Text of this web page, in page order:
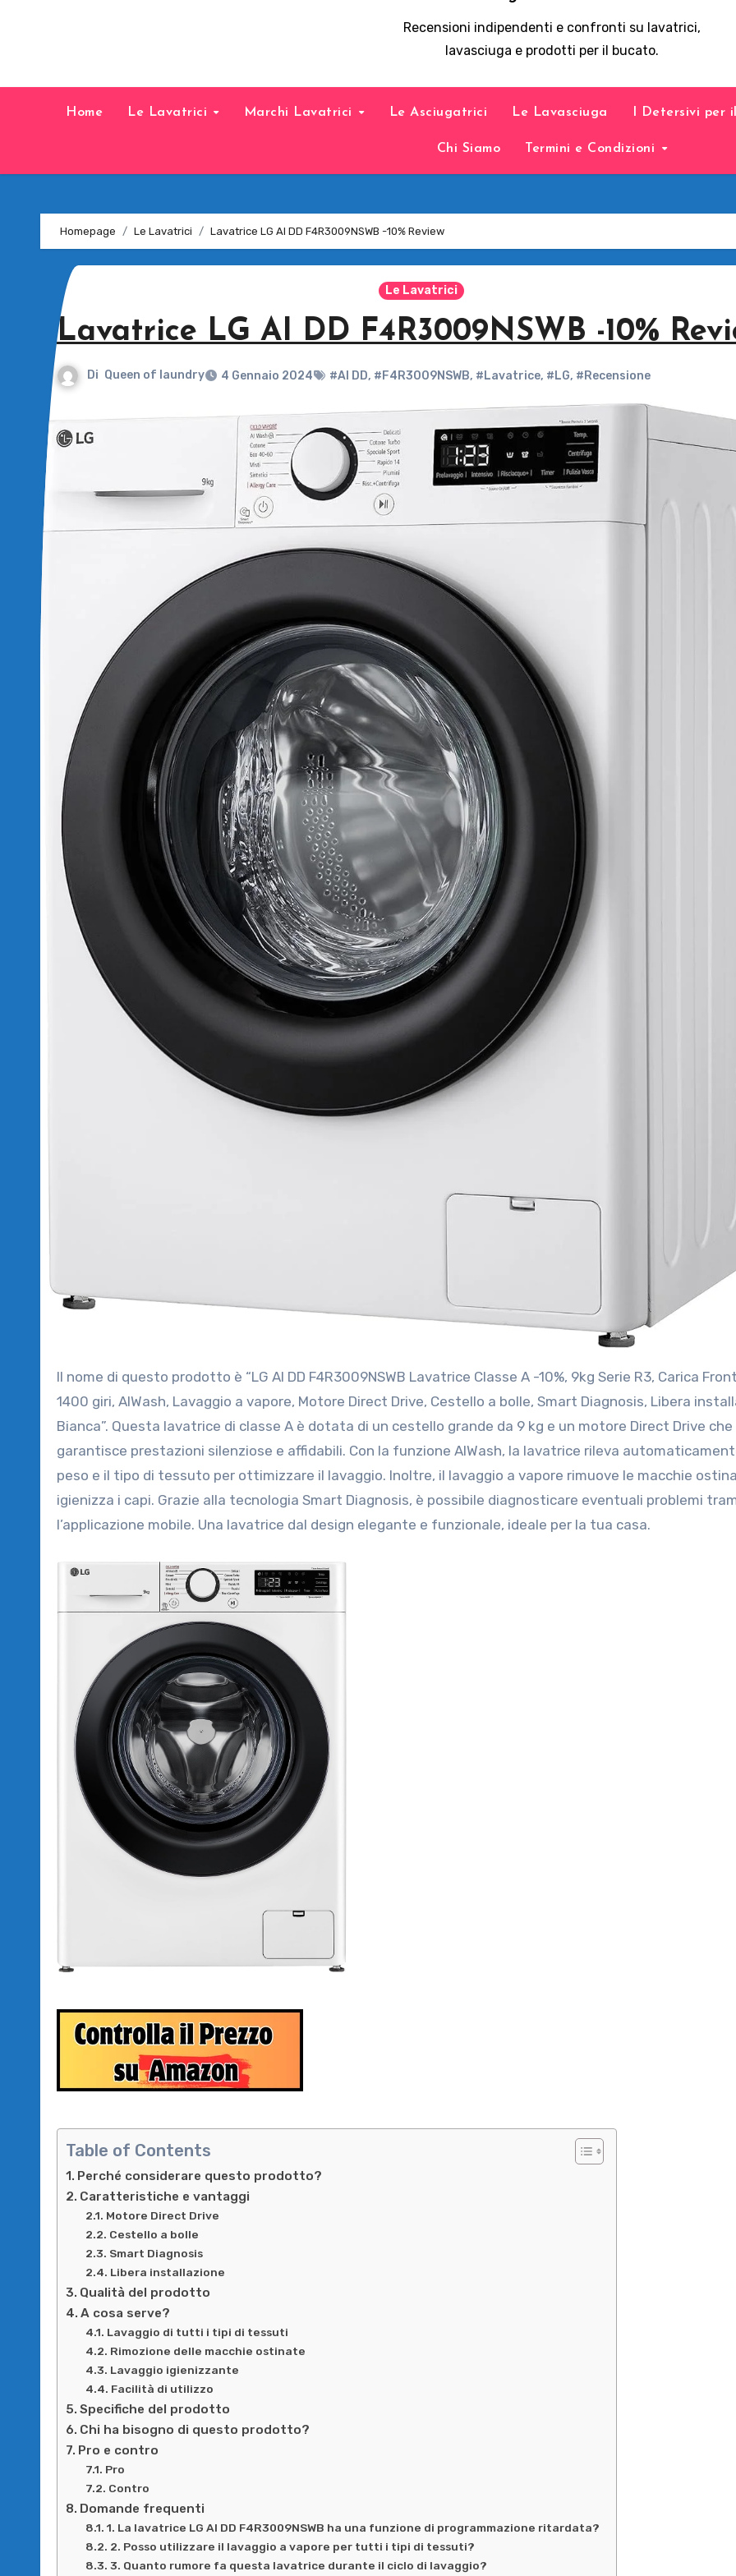
Recensioni indipendenti e confronti su lavatrici,
lavasciuga e prodotti per il bucato.
Home Le Lavatrici Marchi Lavatrici Le Asciugatrici Le Lavasciuga I Detersivi per
Chi Siamo Termini e Condizioni
Homepage Le Lavatrici Lavatrice LG AI DD F4R3009NSWB -10% Review
Le Lavatrici
Lavatrice LG AI DD F4R3009NSWB -10%
Di Queen of laundry 4 Gennaio 2024 #AI DD, #F4R3009NSWB, #Lavatrice, #LG, #Recensione
Il nome di questo prodotto è “LG AI DD F4R3009NSWB Lavatrice Classe A -10%, 9kg Serie R3, Carica Frontale,
1400 giri, AIWash, Lavaggio a vapore, Motore Direct Drive, Cestello a bolle, Smart Diagnosis, Libera
Bianca”. Questa lavatrice di classe A è dotata di un cestello grande da 9 kg e un motore Direct Drive che
garantisce prestazioni silenziose e affidabili. Con la funzione AIWash, la lavatrice rileva
peso e il tipo di tessuto per ottimizzare il lavaggio. Inoltre, il lavaggio a vapore rimuove le macchie
igienizza i capi. Grazie alla tecnologia Smart Diagnosis, è possibile diagnosticare eventuali problemi
l’applicazione mobile. Una lavatrice dal design elegante e funzionale, ideale per la tua casa.
Table of Contents
Perché considerare questo prodotto?
Caratteristiche e vantaggi
Motore Direct Drive
Cestello a bolle
Smart Diagnosis
Libera installazione
Qualità del prodotto
A cosa serve?
Lavaggio di tutti i tipi di tessuti
Rimozione delle macchie ostinate
Lavaggio igienizzante
Facilità di utilizzo
Specifiche del prodotto
Chi ha bisogno di questo prodotto?
Pro e contro
Pro
Contro
Domande frequenti
1. La lavatrice LG AI DD F4R3009NSWB ha una funzione di programmazione ritardata?
2. Posso utilizzare il lavaggio a vapore per tutti i tipi di tessuti?
3. Quanto rumore fa questa lavatrice durante il ciclo di lavaggio?